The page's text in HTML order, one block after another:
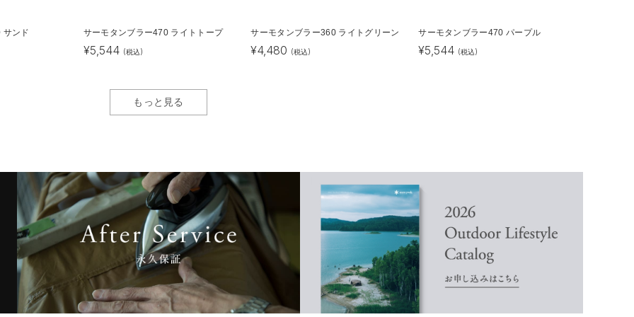
サンド サーモタンブラー470 ライトトープ
¥5,544 (税込)
サーモタンブラー360 ライトグリーン
¥4,480 (税込)
サーモタンブラー470 パープル
¥5,544 (税込)
もっと見る